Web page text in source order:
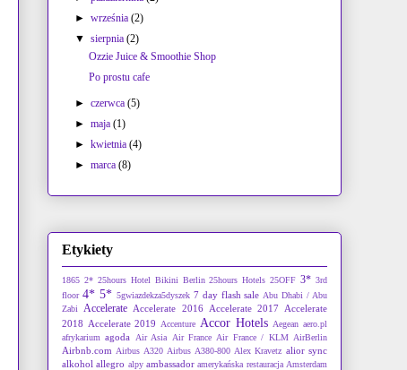
►września(2)
▼sierpnia(2)
Ozzie Juice & Smoothie Shop
Po prostu cafe
►czerwca(5)
►maja(1)
►kwietnia(4)
►marca(8)
Etykiety
1865 2* 25hours Hotel Bikini Berlin 25hours Hotels 25OFF 3* 3rd
floor 4* 5* 5gwiazdekza5dyszek 7 day flash sale Abu Dhabi / Abu
Zabi
Accelerate Accelerate 2016 Accelerate 2017 Accelerate
2018 Accelerate 2019 Accenture Accor Hotels Aegean aero.pl
afrykarium agoda Air Asia Air France Air France / KLM AirBerlin
Airbnb.com Airbus A320 Airbus A380-800 Alex Kravetz alior sync
alkohol allegro alpy ambassador amerykańska restauracja Amsterdam